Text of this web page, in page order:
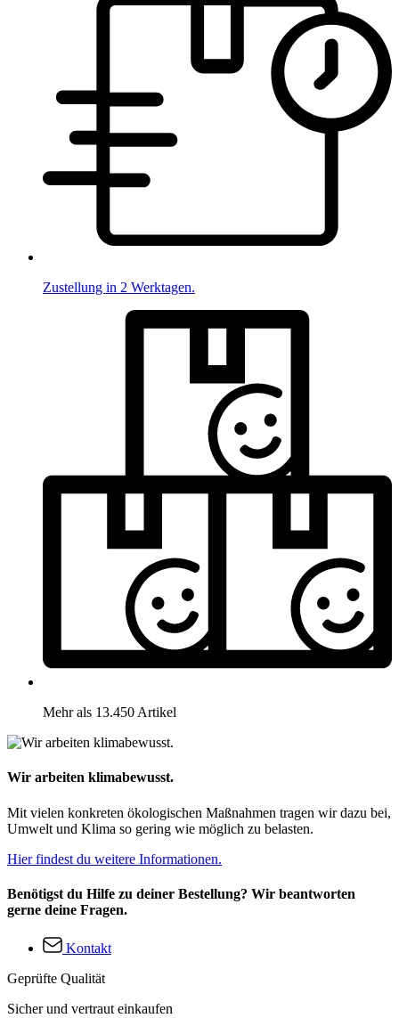
Zustellung in 2 Werktagen.
Mehr als 13.450 Artikel
Wir arbeiten klimabewusst.
Mit vielen konkreten ökologischen Maßnahmen tragen wir dazu bei,
Umwelt und Klima so gering wie möglich zu belasten.
Hier findest du weitere Informationen.
Benötigst du Hilfe zu deiner Bestellung? Wir beantworten
gerne deine Fragen.
Kontakt
Geprüfte Qualität
Sicher und vertraut einkaufen